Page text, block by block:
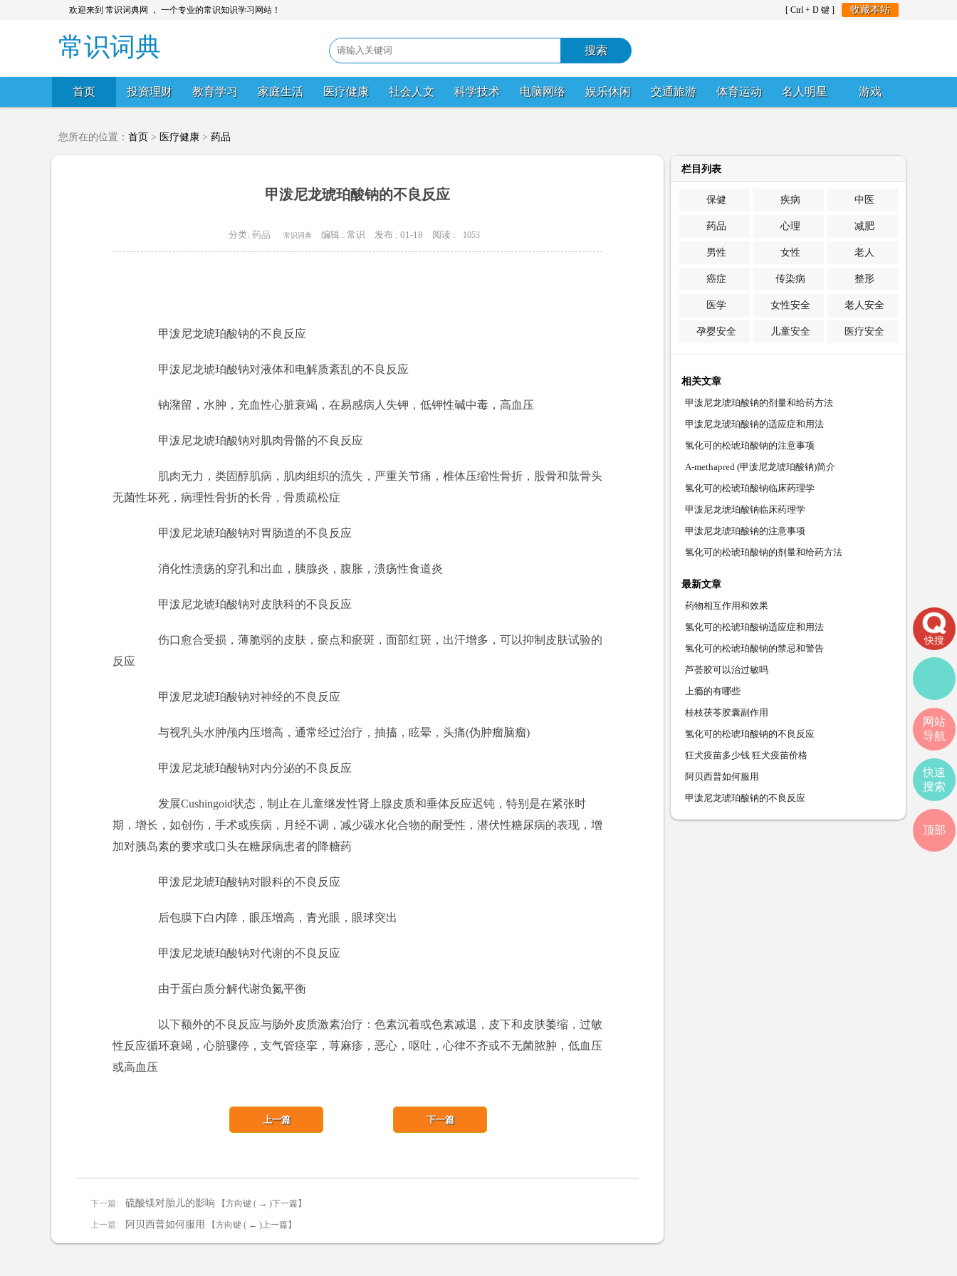
欢迎来到 常识词典网 ， 一个专业的常识知识学习网站！ [ Ctrl + D 键 ] 收藏本站
常识词典
首页 投资理财 教育学习 家庭生活 医疗健康 社会人文 科学技术 电脑网络 娱乐休闲 交通旅游 体育运动 名人明星 游戏
您所在的位置： 首页 > 医疗健康 > 药品
甲泼尼龙琥珀酸钠的不良反应
分类: 药品 常识词典 编辑 : 常识 发布 : 01-18 阅读 : 1053
甲泼尼龙琥珀酸钠的不良反应
甲泼尼龙琥珀酸钠对液体和电解质紊乱的不良反应
钠潴留，水肿，充血性心脏衰竭，在易感病人失钾，低钾性碱中毒，高血压
甲泼尼龙琥珀酸钠对肌肉骨骼的不良反应
肌肉无力，类固醇肌病，肌肉组织的流失，严重关节痛，椎体压缩性骨折，股骨和肱骨头
无菌性坏死，病理性骨折的长骨，骨质疏松症
甲泼尼龙琥珀酸钠对胃肠道的不良反应
消化性溃疡的穿孔和出血，胰腺炎，腹胀，溃疡性食道炎
甲泼尼龙琥珀酸钠对皮肤科的不良反应
伤口愈合受损，薄脆弱的皮肤，瘀点和瘀斑，面部红斑，出汗增多，可以抑制皮肤试验的
反应
甲泼尼龙琥珀酸钠对神经的不良反应
与视乳头水肿颅内压增高，通常经过治疗，抽搐，眩晕，头痛(伪肿瘤脑瘤)
甲泼尼龙琥珀酸钠对内分泌的不良反应
发展Cushingoid状态，制止在儿童继发性肾上腺皮质和垂体反应迟钝，特别是在紧张时
期，增长，如创伤，手术或疾病，月经不调，减少碳水化合物的耐受性，潜伏性糖尿病的表现，增
加对胰岛素的要求或口头在糖尿病患者的降糖药
甲泼尼龙琥珀酸钠对眼科的不良反应
后包膜下白内障，眼压增高，青光眼，眼球突出
甲泼尼龙琥珀酸钠对代谢的不良反应
由于蛋白质分解代谢负氮平衡
以下额外的不良反应与肠外皮质激素治疗：色素沉着或色素减退，皮下和皮肤萎缩，过敏
性反应循环衰竭，心脏骤停，支气管痉挛，荨麻疹，恶心，呕吐，心律不齐或不无菌脓肿，低血压
或高血压
下一篇: 硫酸镁对胎儿的影响
下一篇
【方向键 ( → )下一篇】
上一篇: 阿贝西普如何服用
上一篇
【方向键 ( ← )上一篇】
栏目列表
保健 疾病 中医
药品 心理 减肥
男性 女性 老人
癌症 传染病 整形
医学 女性安全 老人安全
孕婴安全 儿童安全 医疗安全
相关文章
甲泼尼龙琥珀酸钠的剂量和给药方法
甲泼尼龙琥珀酸钠的适应症和用法
氢化可的松琥珀酸钠的注意事项
A-methapred (甲泼尼龙琥珀酸钠)简介
氢化可的松琥珀酸钠临床药理学
甲泼尼龙琥珀酸钠临床药理学
甲泼尼龙琥珀酸钠的注意事项
氢化可的松琥珀酸钠的剂量和给药方法
最新文章
药物相互作用和效果
氢化可的松琥珀酸钠适应症和用法
氢化可的松琥珀酸钠的禁忌和警告
芦荟胶可以治过敏吗
上瘾的有哪些
桂枝茯苓胶囊副作用
氢化可的松琥珀酸钠的不良反应
狂犬疫苗多少钱 狂犬疫苗价格
阿贝西普如何服用
甲泼尼龙琥珀酸钠的不良反应
快搜
网站
导航
快速
搜索
顶部